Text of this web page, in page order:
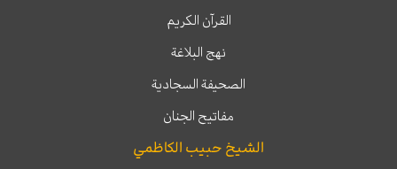
القرآن الكريم
نهج البلاغة
الصحيفة السجادية
مفاتيح الجنان
الشيخ حبيب الكاظمي